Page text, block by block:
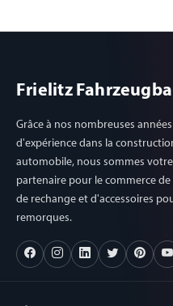
Frielitz
Grâce à nos nombreuses années
d'expérience dans la
automobile, nous sommes votre
partenaire pour le commerce de
de rechange et d'accessoires
remorques.